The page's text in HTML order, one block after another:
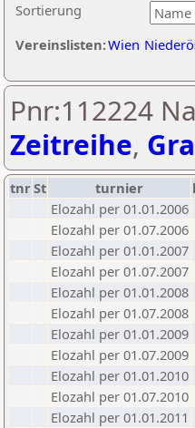
Sortierung
Vereinslisten:Wien
Pnr:112224
Zeitreihe,
tnrSt turnier
Elozahl per 01.01.2006
Elozahl per 01.07.2006
Elozahl per 01.01.2007
Elozahl per 01.07.2007
Elozahl per 01.01.2008
Elozahl per 01.07.2008
Elozahl per 01.01.2009
Elozahl per 01.07.2009
Elozahl per 01.01.2010
Elozahl per 01.07.2010
Elozahl per 01.01.2011